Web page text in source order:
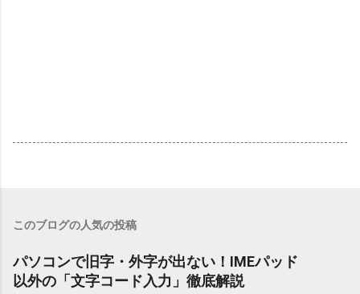
このブログの人気の投稿
パソコンで旧字・外字が出ない！IMEパッド
以外の「文字コード入力」徹底解説